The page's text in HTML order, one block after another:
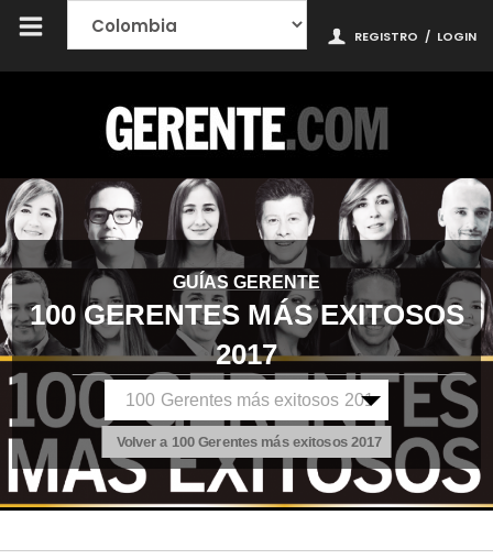
REGISTRO / LOGIN
GUÍAS GERENTE
100 GERENTES MÁS EXITOSOS
2017
Volver a 100 Gerentes más exitosos 2017